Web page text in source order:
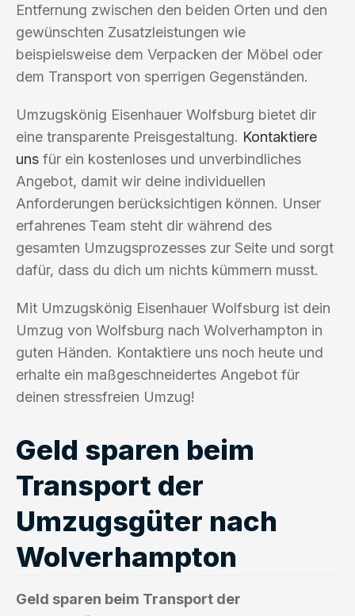
Entfernung zwischen den beiden Orten und den
gewünschten Zusatzleistungen wie
beispielsweise dem Verpacken der Möbel oder
dem Transport von sperrigen Gegenständen.
Umzugskönig Eisenhauer Wolfsburg bietet dir
eine transparente Preisgestaltung. Kontaktiere
uns für ein kostenloses und unverbindliches
Angebot, damit wir deine individuellen
Anforderungen berücksichtigen können. Unser
erfahrenes Team steht dir während des
gesamten Umzugsprozesses zur Seite und sorgt
dafür, dass du dich um nichts kümmern musst.
Mit Umzugskönig Eisenhauer Wolfsburg ist dein
Umzug von Wolfsburg nach Wolverhampton in
guten Händen. Kontaktiere uns noch heute und
erhalte ein maßgeschneidertes Angebot für
deinen stressfreien Umzug!
Geld sparen beim
Transport der
Umzugsgüter nach
Wolverhampton
Geld sparen beim Transport der